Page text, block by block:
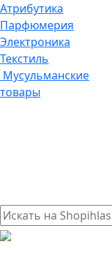
Атрибутика
Парфюмерия
Электроника
Текстиль
Мусульманские
товары